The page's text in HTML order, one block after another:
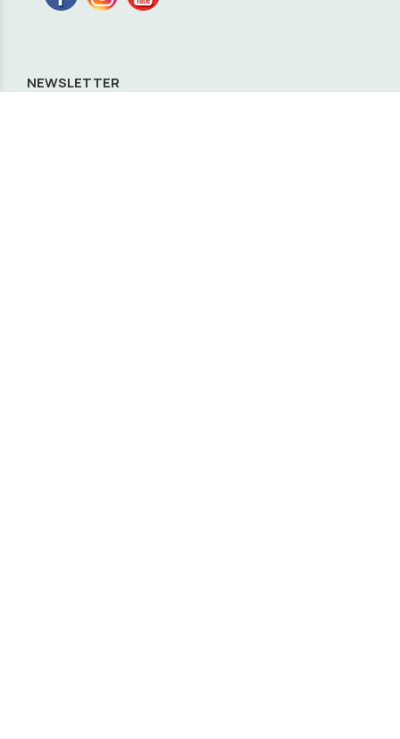
NEWSLETTER